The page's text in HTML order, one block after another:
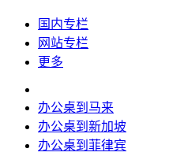
国内专栏
网站专栏
更多
办公桌到马来
办公桌到新加坡
办公桌到菲律宾